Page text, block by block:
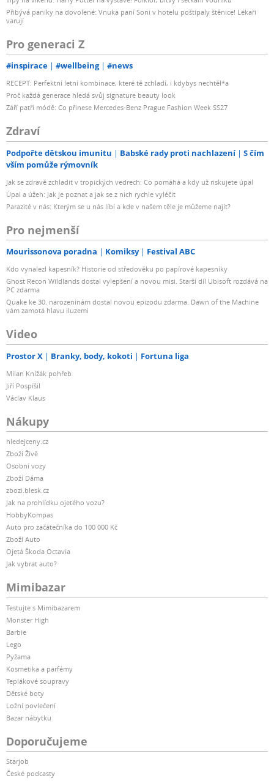
Přibývá paniky na dovolené: Vnuka paní Soni v hotelu poštípaly štěnice! Lékaři
varují
Pro generaci Z
#inspirace #wellbeing #news
RECEPT: Perfektní letní kombinace, které tě zchladí, i kdybys nechtěl*a
Proč každá generace hledá svůj signature beauty look
Září patří módě: Co přinese Mercedes-Benz Prague Fashion Week SS27
Zdraví
Podpořte dětskou imunitu Babské rady proti nachlazení
S čím
vším pomůže rýmovník
Jak se zdravě zchladit v tropických vedrech: Co pomáhá a kdy už riskujete úpal
Úpal a úžeh: Jak je poznat a jak se z nich rychle vyléčit
Parazité v nás: Kterým se u nás líbí a kde v našem těle je můžeme najít?
Pro nejmenší
Mourissonova poradna Komiksy Festival ABC
Kdo vynalezl kapesník? Historie od středověku po papírové kapesníky
Ghost Recon Wildlands dostal vylepšení a novou misi. Starší díl Ubisoft rozdává na
PC zdarma
Quake ke 30. narozeninám dostal novou epizodu zdarma. Dawn of the Machine
vám zamotá hlavu iluzemi
Video
Prostor X Branky, body, kokoti Fortuna liga
Milan Knížák pohřeb
Jiří Pospíšil
Václav Klaus
Nákupy
hledejceny.cz
Zboží Živě
Osobní vozy
Zboží Dáma
zbozi.blesk.cz
Jak na prohlídku ojetého vozu?
HobbyKompas
Auto pro začátečníka do 100 000 Kč
Zboží Auto
Ojetá Škoda Octavia
Jak vybrat auto?
Mimibazar
Testujte s Mimibazarem
Monster High
Barbie
Lego
Pyžama
Kosmetika a parfémy
Teplákové soupravy
Dětské boty
Ložní povlečení
Bazar nábytku
Doporučujeme
Starjob
České podcasty